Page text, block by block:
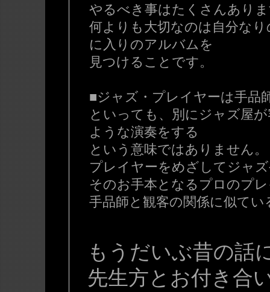
やるべき事はたくさんあり
何よりも大切なのは自分な
に入りのアルバムを
見つけることです。
■ジャズ・プレイヤーは手品
といっても、別にジャズ屋
ような演奏をする
という意味ではありません。
プレイヤーをめざしてジャ
そのお手本となるプロのプ
手品師と観客の関係に似て
もうだいぶ昔の話
先生方とお付き合